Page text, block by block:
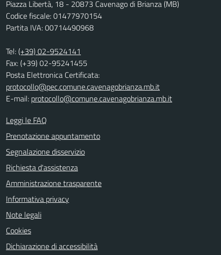
Piazza Libertà, 18 - 20873 Cavenago di Brianza (MB)
Codice fiscale: 01477970154
Partita IVA: 00714490968
Tel:(+39) 02-9524141
Fax: (+39) 02-95241455
Posta Elettronica Certificata:
protocollo@pec.comune.cavenagobrianza.mb.it
E-mail: protocollo@comune.cavenagobrianza.mb.it
Leggi le FAQ
Prenotazione appuntamento
Segnalazione disservizio
Richiesta d'assistenza
Amministrazione trasparente
Informativa privacy
Note legali
Cookies
Dichiarazione di accessibilità